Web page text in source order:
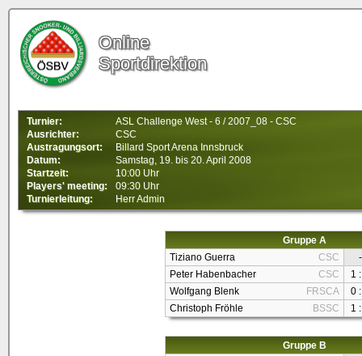
Online
Sportdirektion
Turnier:
ASL Challenge West - 6 / 2007_08 - CSC
Ausrichter:
CSC
Austragungsort:
Billard Sport Arena Innsbruck
Datum:
Samstag, 19. bis 20. April 2008
Startzeit:
10:00 Uhr
Players' meeting:
09:30 Uhr
Turnierleitung:
Herr Admin
Gruppe A
Tiziano Guerra
CSC
-
Peter Habenbacher
CSC
1
Wolfgang Blenk
FRSCA
0
Christoph Fröhle
BSSC 1
Gruppe B